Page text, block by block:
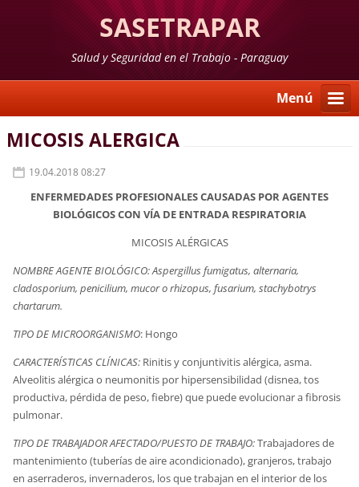
SASETRAPAR
Salud y Seguridad en el Trabajo - Paraguay
Menú
MICOSIS ALERGICA
19.04.2018 08:27
ENFERMEDADES PROFESIONALES CAUSADAS POR AGENTES
BIOLÓGICOS CON VÍA DE ENTRADA RESPIRATORIA
MICOSIS ALÉRGICAS
NOMBRE AGENTE BIOLÓGICO:Aspergillus fumigatus, alternaria,
cladosporium, penicilium, mucor o rhizopus, fusarium, stachybotrys
chartarum.
TIPO DE MICROORGANISMO: Hongo
CARACTERÍSTICAS CLÍNICAS: Rinitis y conjuntivitis alérgica, asma.
Alveolitis alérgica o neumonitis por hipersensibilidad (disnea, tos
productiva, pérdida de peso, fiebre) que puede evolucionar a fibrosis
pulmonar.
TIPO DE TRABAJADOR AFECTADO/PUESTO DE TRABAJO:Trabajadores de
mantenimiento (tuberías de aire acondicionado), granjeros, trabajo
en aserraderos, invernaderos, los que trabajan en el interior de los